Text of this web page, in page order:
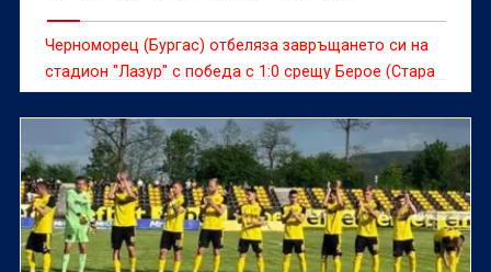
Черноморец (Бургас) отбеляза завръщането си на
стадион "Лазур" с победа с 1:0 срещу Берое (Стара
Загора) в мач от втория кръг на българската
футболна Втора лига.